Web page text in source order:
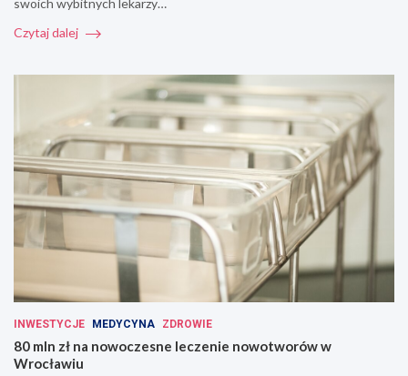
Czytaj dalej
INWESTYCJE MEDYCYNA ZDROWIE
80 mln zł na nowoczesne leczenie nowotworów w
Wrocławiu